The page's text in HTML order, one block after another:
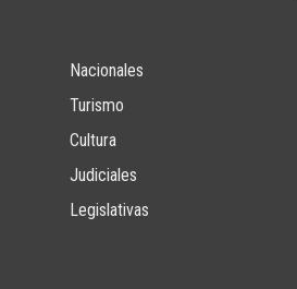
Nacionales
Turismo
Cultura
Judiciales
Legislativas